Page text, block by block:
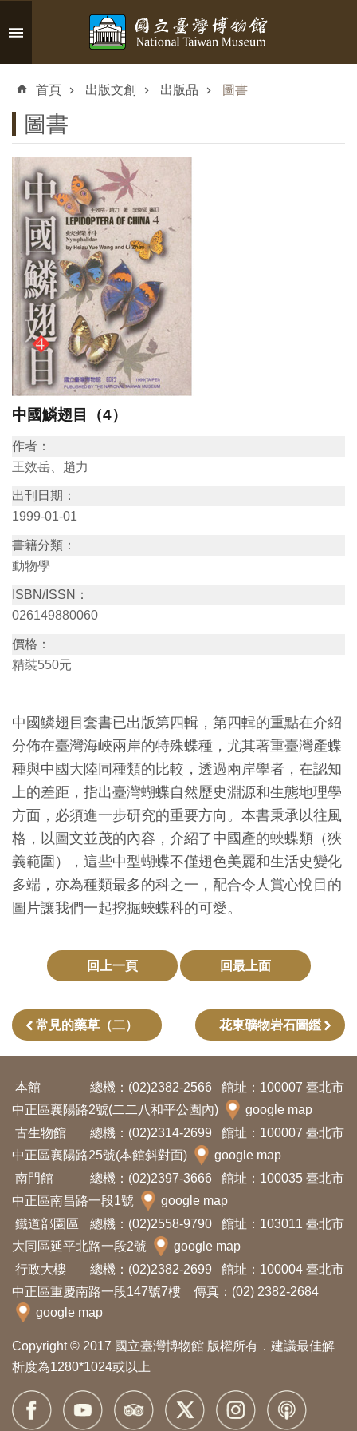
跳到主要內容區塊
搜
認
識
博
參
觀
覽
資
訊
教
育
活
動
出
版
創
典
研
究
便
政
府
公
開
資
訊
隱
私
權
與
資
訊
安
全
宣
告
首頁 出版文創 出版品 圖書
圖書
中國鱗翅目（4）
作者：
王效岳、趙力
出刊日期：
1999-01-01
書籍分類：
動物學
ISBN/ISSN：
026149880060
價格：
精裝550元
中國鱗翅目套書已出版第四輯，第四輯的重點在介紹
分佈在臺灣海峽兩岸的特殊蝶種，尤其著重臺灣產蝶
種與中國大陸同種類的比較，透過兩岸學者，在認知
上的差距，指出臺灣蝴蝶自然歷史淵源和生態地理學
方面，必須進一步研究的重要方向。本書秉承以往風
格，以圖文並茂的內容，介紹了中國產的蛺蝶類（狹
義範圍），這些中型蝴蝶不僅翅色美麗和生活史變化
多端，亦為種類最多的科之一，配合令人賞心悅目的
圖片讓我們一起挖掘蛺蝶科的可愛。
回上一頁 回最上面
常見的藥草（二） 花東礦物岩石圖鑑
本館 總機：(02)2382-2566
館址：100007 臺北市
中正區襄陽路2號(二二八和平公園內)
google map
古生物館
總機：(02)2314-2699
館址：100007 臺北市
中正區襄陽路25號(本館斜對面)
google map
南門館
總機：(02)2397-3666
館址：100035 臺北市
中正區南昌路一段1號
google map
鐵道部園區
總機：(02)2558-9790
館址：103011 臺北市
大同區延平北路一段2號
google map
行政大樓
總機：(02)2382-2699
館址：100004 臺北市
中正區重慶南路一段147號7樓 傳真：(02) 2382-2684
google map
Copyright © 2017 國立臺灣博物館 版權所有．建議最佳解
析度為1280*1024或以上